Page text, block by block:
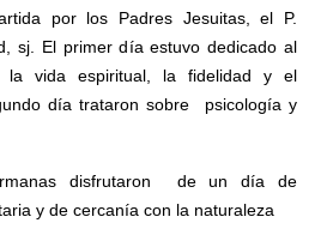
por los Padres Jesuitas, el P.
sj. El primer día estuvo dedicado al
la vida espiritual, la fidelidad y el
día trataron sobre  psicología y
disfrutaron  de un día de
y de cercanía con la naturaleza